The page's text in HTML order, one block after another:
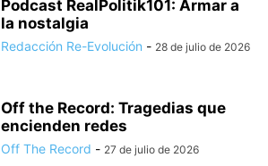
Podcast RealPolitik101: Armar a
la nostalgia
Redacción Re-Evolución - 28 de julio de 2026
Off the Record: Tragedias que
encienden redes
Off The Record - 27 de julio de 2026